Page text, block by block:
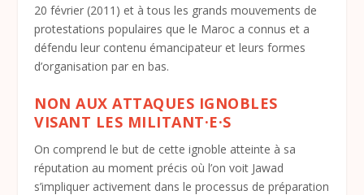
20 février (2011) et à tous les grands mouvements de
protestations populaires que le Maroc a connus et a
défendu leur contenu émancipateur et leurs formes
d’organisation par en bas.
NON AUX ATTAQUES IGNOBLES
VISANT LES MILITANT·E·S
On comprend le but de cette ignoble atteinte à sa
réputation au moment précis où l’on voit Jawad
s’impliquer activement dans le processus de préparation